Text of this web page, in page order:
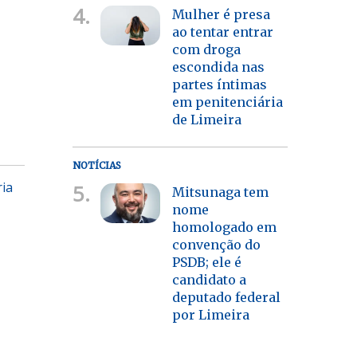
4.
Mulher é presa
ao tentar entrar
com droga
escondida nas
partes íntimas
em penitenciária
de Limeira
NOTÍCIAS
5.
Mitsunaga tem
nome
homologado em
convenção do
PSDB; ele é
candidato a
deputado federal
por Limeira